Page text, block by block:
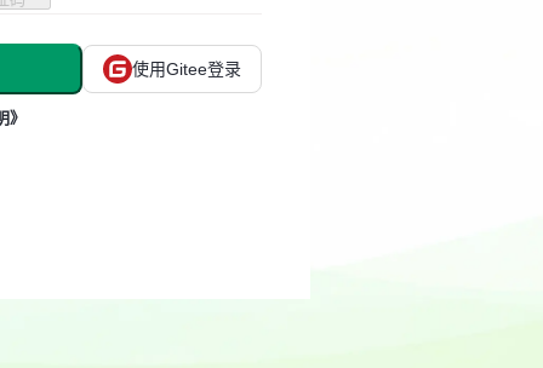
使用Gitee登录
》